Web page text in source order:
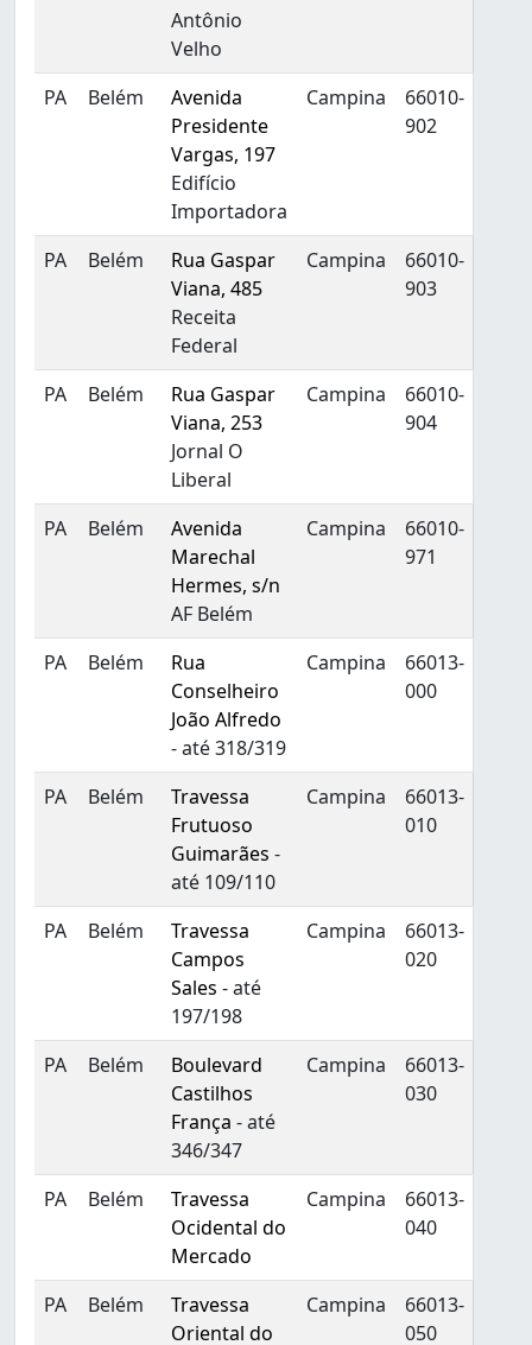
Antônio
Velho
PA
Belém
Avenida
Presidente
Vargas, 197
Edifício
Importadora
Campina
66010-
902
PA Belém
Rua Gaspar
Viana, 485
Receita
Federal
Campina
66010-
903
PA Belém
Rua Gaspar
Viana, 253
Jornal O
Liberal
Campina
66010-
904
PA Belém
Avenida
Marechal
Hermes, s/n
AF Belém
Campina
66010-
971
PA Belém
Rua
Conselheiro
João Alfredo
- até 318/319
Campina
66013-
000
PA Belém
Travessa
Frutuoso
Guimarães -
até 109/110
Campina
66013-
010
PA Belém
Travessa
Campos
Sales - até
197/198
Campina
66013-
020
PA Belém
Boulevard
Castilhos
França - até
346/347
Campina
66013-
030
PA Belém
Travessa
Ocidental do
Mercado
Campina
66013-
040
PA Belém
Travessa
Oriental do
Campina
66013-
050